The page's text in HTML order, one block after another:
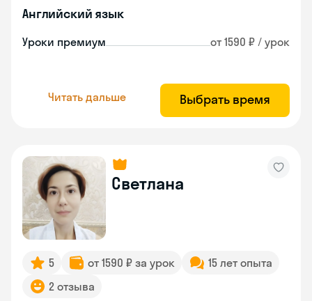
Английский язык
Уроки премиум от 1590 ₽ / урок
Читать дальше Выбрать время
Светлана
5 от 1590 ₽ за урок
15 лет опыта
2 отзыва